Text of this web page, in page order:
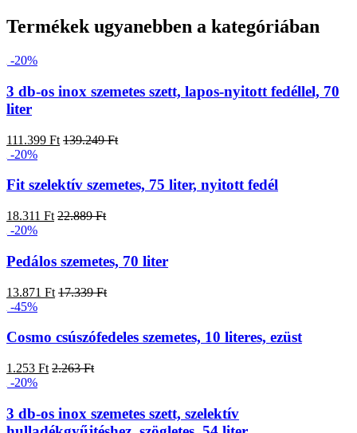
Termékek ugyanebben a kategóriában
-20%
3 db-os inox szemetes szett, lapos-nyitott fedéllel, 70
liter
111.399 Ft 139.249 Ft
-20%
Fit szelektív szemetes, 75 liter, nyitott fedél
18.311 Ft 22.889 Ft
-20%
Pedálos szemetes, 70 liter
13.871 Ft 17.339 Ft
-45%
Cosmo csúszófedeles szemetes, 10 literes, ezüst
1.253 Ft 2.263 Ft
-20%
3 db-os inox szemetes szett, szelektív